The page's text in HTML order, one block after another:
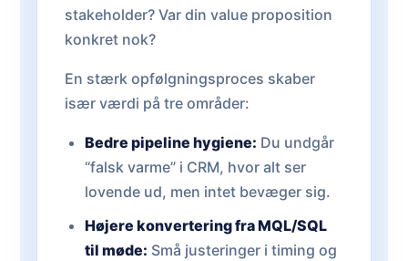
stakeholder? Var din value proposition
konkret nok?
En stærk opfølgningsproces skaber
især værdi på tre områder:
Bedre pipeline hygiene: Du undgår
“falsk varme” i CRM, hvor alt ser
lovende ud, men intet bevæger sig.
Højere konvertering fra MQL/SQL
til møde: Små justeringer i timing og